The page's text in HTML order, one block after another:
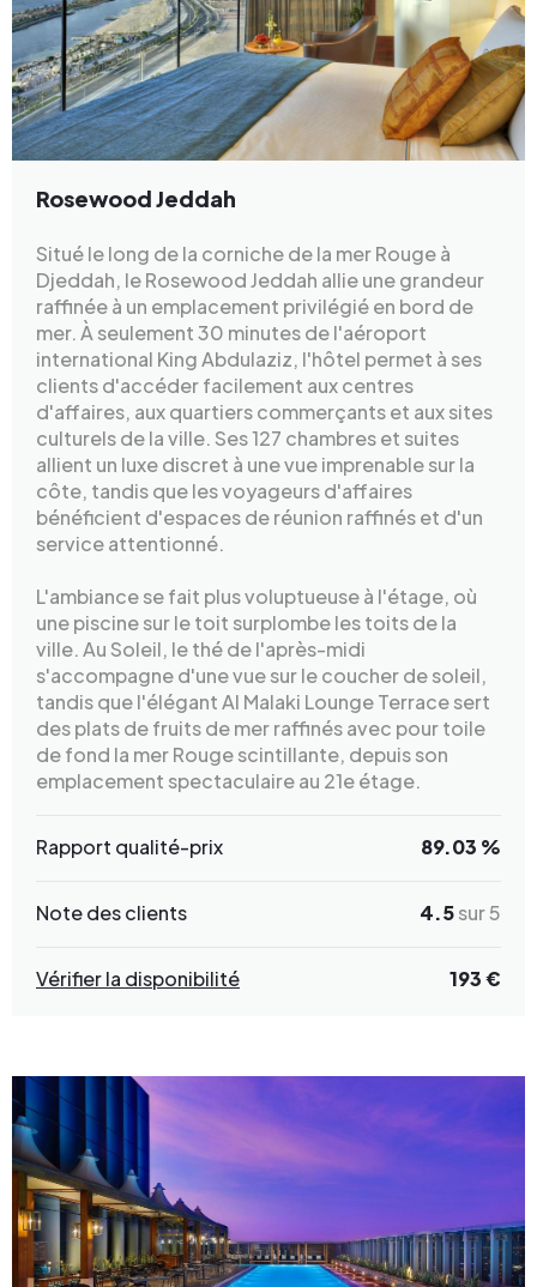
Rosewood Jeddah
Situé le long de la corniche de la mer Rouge à
Djeddah, le Rosewood Jeddah allie une grandeur
raffinée à un emplacement privilégié en bord de
mer. À seulement 30 minutes de l'aéroport
international King Abdulaziz, l'hôtel permet à ses
clients d'accéder facilement aux centres
d'affaires, aux quartiers commerçants et aux sites
culturels de la ville. Ses 127 chambres et suites
allient un luxe discret à une vue imprenable sur la
côte, tandis que les voyageurs d'affaires
bénéficient d'espaces de réunion raffinés et d'un
service attentionné.
L'ambiance se fait plus voluptueuse à l'étage, où
une piscine sur le toit surplombe les toits de la
ville. Au Soleil, le thé de l'après-midi
s'accompagne d'une vue sur le coucher de soleil,
tandis que l'élégant Al Malaki Lounge Terrace sert
des plats de fruits de mer raffinés avec pour toile
de fond la mer Rouge scintillante, depuis son
emplacement spectaculaire au 21e étage.
Rapport qualité-prix 89.03 %
Note des clients 4.5sur 5
Vérifier la disponibilité 193 €